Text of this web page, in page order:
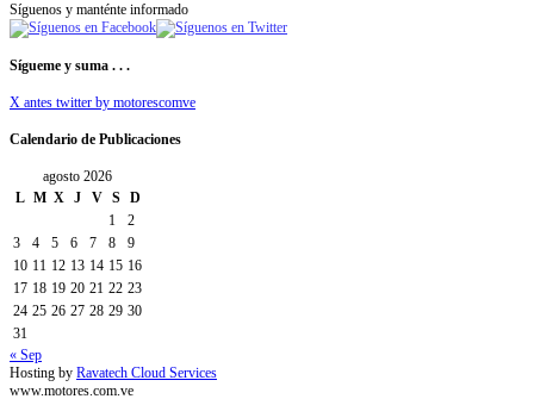
Síguenos y manténte informado
Sígueme y suma . . .
X antes twitter by motorescomve
Calendario de Publicaciones
agosto 2026
L M X J V S
D
1
2
3
4 5 6 7 8
9
10 11 12 13 14 15 16
17 18 19 20 21 22 23
24 25 26 27 28 29 30
31
« Sep
Hosting by Ravatech Cloud Services
www.motores.com.ve